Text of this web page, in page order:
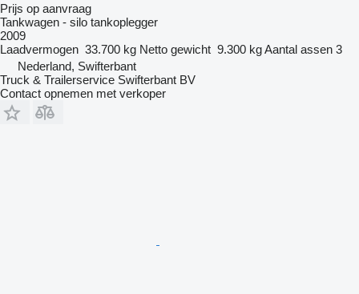
Prijs op aanvraag
Tankwagen - silo tankoplegger
2009
Laadvermogen 33.700 kg Netto gewicht 9.300 kgAantal assen 3
Nederland, Swifterbant
Truck & Trailerservice Swifterbant BV
Contact opnemen met verkoper